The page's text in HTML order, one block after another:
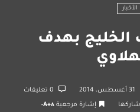
الأخبار
الخليج بهدف
31 أغسطس، 2014
شاركها إشارة مرجعية A+A-